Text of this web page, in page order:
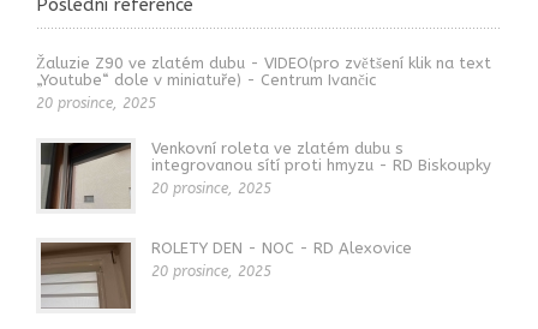
Poslední reference
Žaluzie Z90 ve zlatém dubu - VIDEO(pro zvětšení klik na text
„Youtube“ dole v miniatuře) - Centrum Ivančic
20 prosince, 2025
Venkovní roleta ve zlatém dubu s
integrovanou sítí proti hmyzu - RD Biskoupky
20 prosince, 2025
ROLETY DEN - NOC - RD Alexovice
20 prosince, 2025